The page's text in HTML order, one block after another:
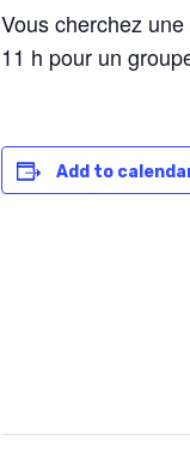
Vous cherchez
11 h pour un
Add to